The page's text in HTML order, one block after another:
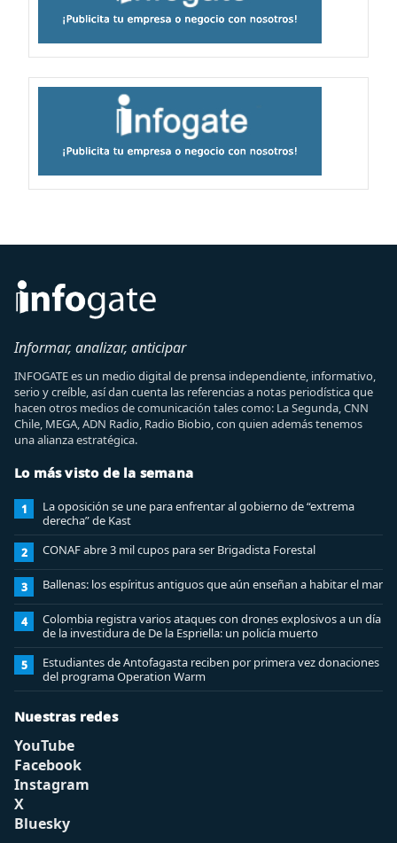
Informar, analizar, anticipar
INFOGATE es un medio digital de prensa independiente, informativo,
serio y creíble, así dan cuenta las referencias a notas periodística que
hacen otros medios de comunicación tales como: La Segunda, CNN
Chile, MEGA, ADN Radio, Radio Biobio, con quien además tenemos
una alianza estratégica.
Lo más visto de la semana
1
La oposición se une para enfrentar al gobierno de “extrema
derecha” de Kast
2 CONAF abre 3 mil cupos para ser Brigadista Forestal
3 Ballenas: los espíritus antiguos que aún enseñan a habitar el mar
4
Colombia registra varios ataques con drones explosivos a un día
de la investidura de De la Espriella: un policía muerto
5
Estudiantes de Antofagasta reciben por primera vez donaciones
del programa Operation Warm
Nuestras redes
YouTube
Facebook
Instagram
X
Bluesky